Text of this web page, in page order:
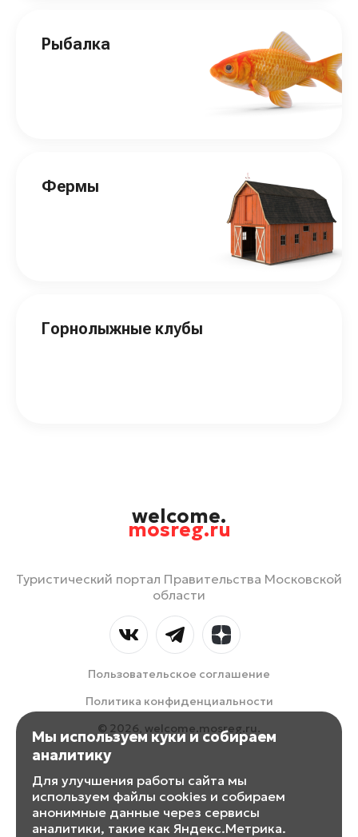
Рыбалка
Фермы
Горнолыжные клубы
welcome.
mosreg.ru
Туристический портал Правительства Московской
области
Пользовательское соглашение
Политика конфиденциальности
© 2026, welcome.mosreg.ru.
Мы используем куки и собираем
аналитику
Для улучшения работы сайта мы
используем файлы cookies и собираем
анонимные данные через сервисы
аналитики, такие как Яндекс.Метрика.